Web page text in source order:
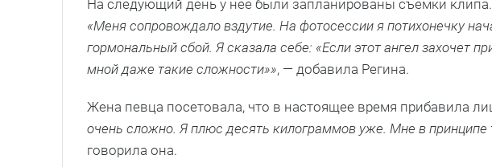
На следующий день у нее были запланированы съемки
«Меня сопровождало вздутие. На фотосессии я потихонечку
гормональный сбой. Я сказала себе: «Если этот ангел захочет
мной даже такие сложности»», — добавила Регина.
Жена певца посетовала, что в настоящее время прибавила
очень сложно. Я плюс десять килограммов уже. Мне в принципе
говорила она.